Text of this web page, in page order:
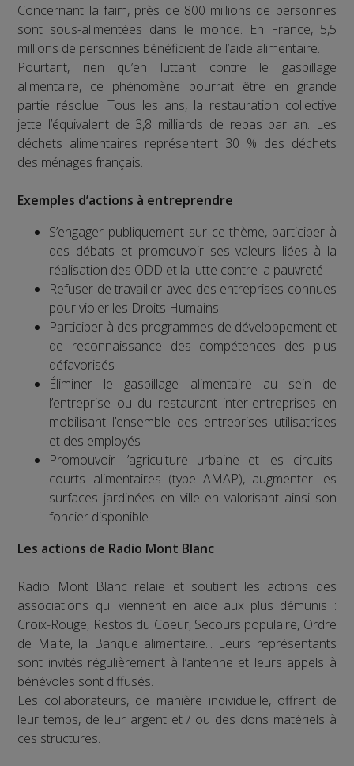
Concernant la faim, près de 800 millions de personnes
sont sous-alimentées dans le monde. En France, 5,5
millions de personnes bénéficient de l’aide alimentaire.
Pourtant, rien qu’en luttant contre le gaspillage
alimentaire, ce phénomène pourrait être en grande
partie résolue. Tous les ans, la restauration collective
jette l’équivalent de 3,8 milliards de repas par an. Les
déchets alimentaires représentent 30 % des déchets
des ménages français.
Exemples d’actions à entreprendre
S’engager publiquement sur ce thème, participer à
des débats et promouvoir ses valeurs liées à la
réalisation des ODD et la lutte contre la pauvreté
Refuser de travailler avec des entreprises connues
pour violer les Droits Humains
Participer à des programmes de développement et
de reconnaissance des compétences des plus
défavorisés
Éliminer le gaspillage alimentaire au sein de
l’entreprise ou du restaurant inter-entreprises en
mobilisant l’ensemble des entreprises utilisatrices
et des employés
Promouvoir l’agriculture urbaine et les circuits-
courts alimentaires (type AMAP), augmenter les
surfaces jardinées en ville en valorisant ainsi son
foncier disponible
Les actions de Radio Mont Blanc
Radio Mont Blanc relaie et soutient les actions des
associations qui viennent en aide aux plus démunis :
Croix-Rouge, Restos du Coeur, Secours populaire, Ordre
de Malte, la Banque alimentaire... Leurs représentants
sont invités régulièrement à l’antenne et leurs appels à
bénévoles sont diffusés.
Les collaborateurs, de manière individuelle, offrent de
leur temps, de leur argent et / ou des dons matériels à
ces structures.